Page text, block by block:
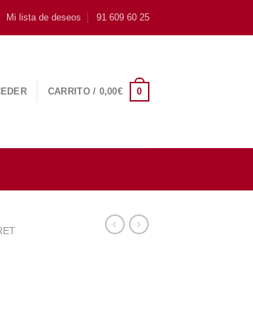
Mi lista de deseos 91 609 60 25
CARRITO / 0,00€ 0